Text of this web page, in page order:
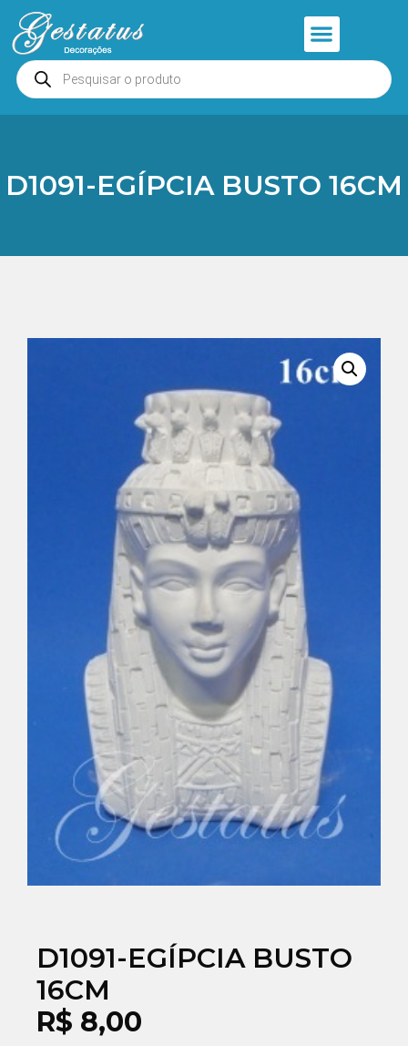
D1091-EGÍPCIA BUSTO 16CM
D1091-EGÍPCIA BUSTO
16CM
R$ 8,00